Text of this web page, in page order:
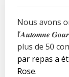
Nous avons
l’𝑨𝒖𝒕𝒐𝒎𝒏𝒆
plus de 50
par repas a
Rose.